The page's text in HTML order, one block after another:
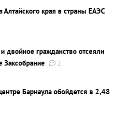
края в страны ЕАЭС
двойное гражданство отсеяли
Заксобрание
2
Барнаула обойдется в 2,48